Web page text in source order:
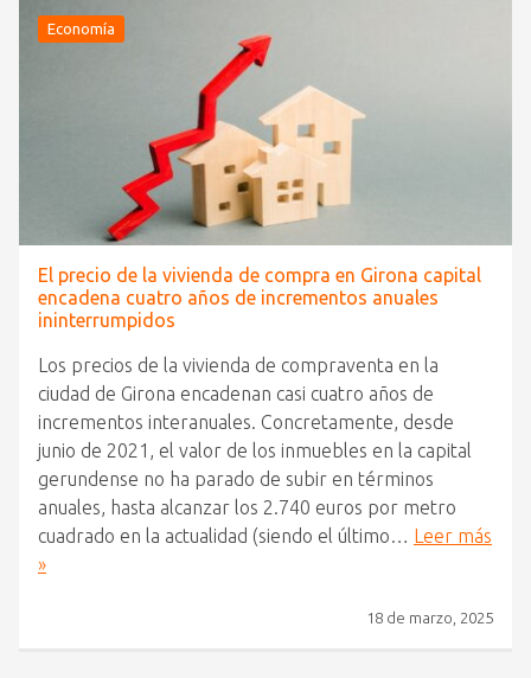
Economía
El precio de la vivienda de compra en Girona capital
encadena cuatro años de incrementos anuales
ininterrumpidos
Los precios de la vivienda de compraventa en la
ciudad de Girona encadenan casi cuatro años de
incrementos interanuales. Concretamente, desde
junio de 2021, el valor de los inmuebles en la capital
gerundense no ha parado de subir en términos
anuales, hasta alcanzar los 2.740 euros por metro
cuadrado en la actualidad (siendo el último… Leer más
»
18 de marzo, 2025